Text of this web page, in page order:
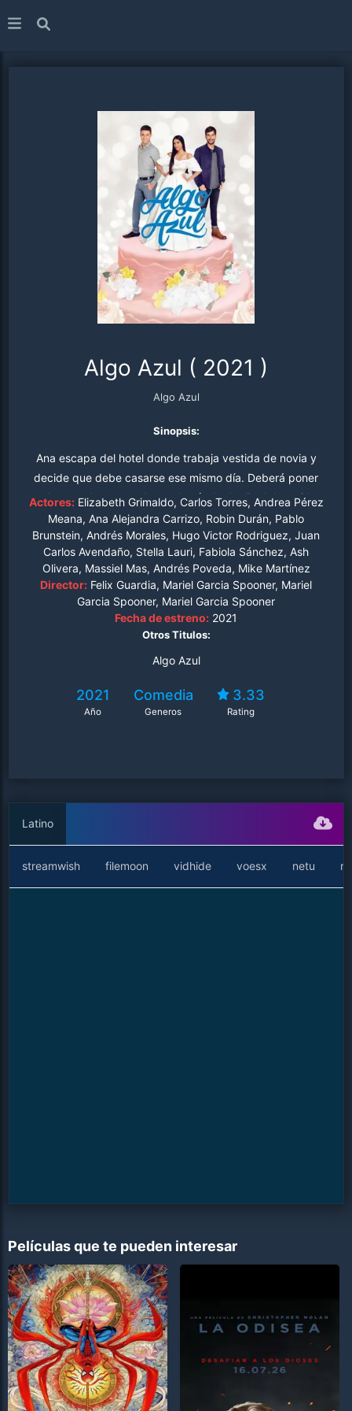
Algo Azul ( 2021 )
Algo Azul
Sinopsis:
Ana escapa del hotel donde trabaja vestida de novia y
decide que debe casarse ese mismo día. Deberá poner
todo en orden antes de que Lucía, la dueña del vestido,
o la policía la atrape. En este viaje Ana reflexiona sobre el
amor verdadero.
Actores: Elizabeth Grimaldo, Carlos Torres, Andrea Pérez
Meana, Ana Alejandra Carrizo, Robin Durán, Pablo
Brunstein, Andrés Morales, Hugo Victor Rodriguez, Juan
Carlos Avendaño, Stella Lauri, Fabiola Sánchez, Ash
Olivera, Massiel Mas, Andrés Poveda, Mike Martínez
Director: Felix Guardia, Mariel Garcia Spooner, Mariel
Garcia Spooner, Mariel Garcia Spooner
Fecha de estreno: 2021
Otros Titulos:
Algo Azul
2021
Año
Comedia
Generos
3.33
Rating
Latino
streamwish filemoon vidhide voesx netu
Películas que te pueden interesar